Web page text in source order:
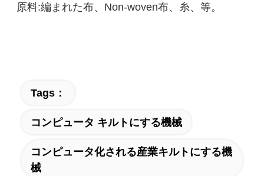
原料:編まれた布、Non-woven布、糸、等。
Tags：
コンピュータ キルトにする機械
コンピュータ化される産業キルトにする機
械